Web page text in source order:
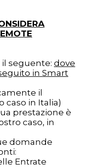
seguente: dove
in Smart
il
caso in Italia)
prestazione è
caso, in
domande
Entrate